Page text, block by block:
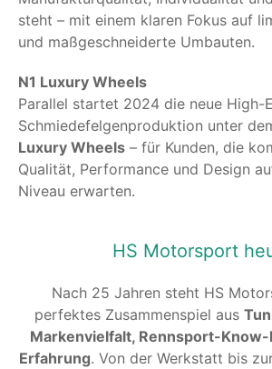
steht – mit einem klaren Fokus auf
und maßgeschneiderte Umbauten.
N1 Luxury Wheels
Parallel startet 2024 die neue High-
Schmiedefelgenproduktion unter
Luxury Wheels – für Kunden, die
Qualität, Performance und Design
Niveau erwarten.
HS Motorsport
Nach 25 Jahren steht HS
perfektes Zusammenspiel aus
Markenvielfalt, Rennsport-
Erfahrung. Von der Werkstatt bis